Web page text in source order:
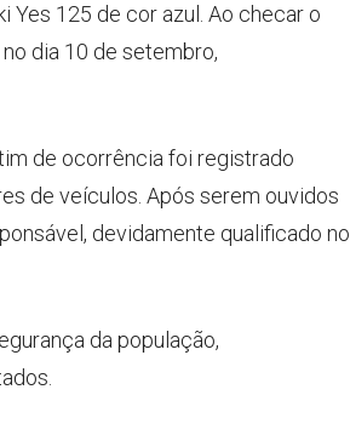
Yes 125 de cor azul. Ao checar o
dia 10 de setembro,
de ocorrência foi registrado
de veículos. Após serem ouvidos
devidamente qualificado no
da população,